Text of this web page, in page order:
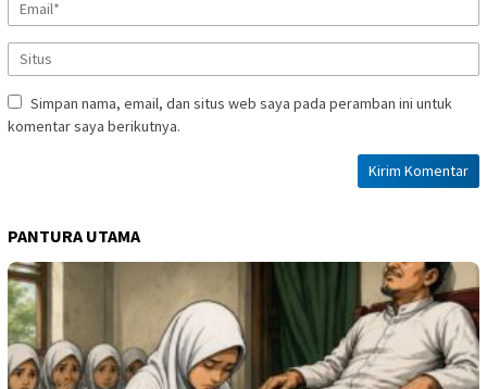
Simpan nama, email, dan situs web saya pada peramban ini untuk
komentar saya berikutnya.
PANTURA UTAMA